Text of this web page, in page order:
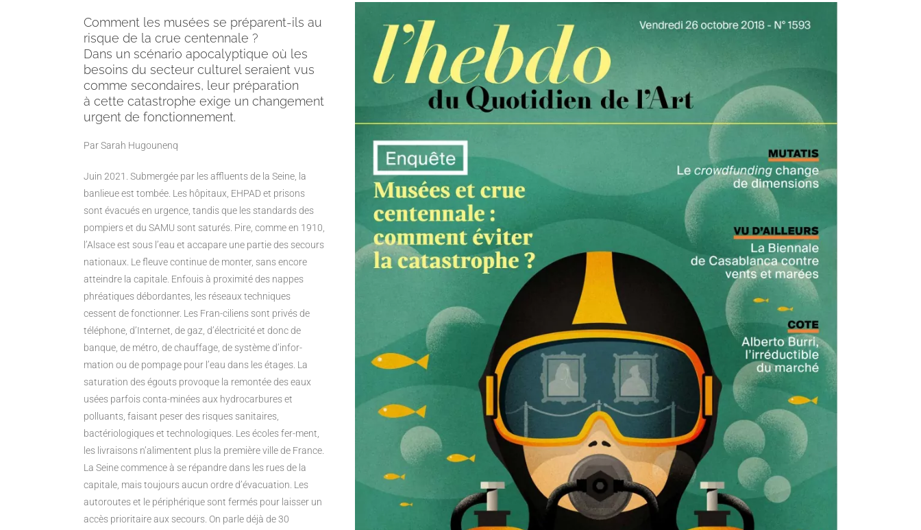
Comment les musées se préparent-ils au
risque de la crue centennale ?
Dans un scénario apocalyptique où les
besoins du secteur culturel seraient vus
comme secondaires, leur préparation
à cette catastrophe exige un changement
urgent de fonctionnement.
Par Sarah Hugounenq
Juin 2021. Submergée par les affluents de la Seine, la
banlieue est tombée. Les hôpitaux, EHPAD et prisons
sont évacués en urgence, tandis que les standards des
pompiers et du SAMU sont saturés. Pire, comme en 1910,
l’Alsace est sous l’eau et accapare une partie des secours
nationaux. Le fleuve continue de monter, sans encore
atteindre la capitale. Enfouis à proximité des nappes
phréatiques débordantes, les réseaux techniques
cessent de fonctionner. Les Fran-ciliens sont privés de
téléphone, d’Internet, de gaz, d’électricité et donc de
banque, de métro, de chauffage, de système d’infor-
mation ou de pompage pour l’eau dans les étages. La
saturation des égouts provoque la remontée des eaux
usées parfois conta-minées aux hydrocarbures et
polluants, faisant peser des risques sanitaires,
bactériologiques et technologiques. Les écoles fer-ment,
les livraisons n’alimentent plus la première ville de France.
La Seine commence à se répandre dans les rues de la
capitale, mais toujours aucun ordre d’évacuation. Les
autoroutes et le périphérique sont fermés pour laisser un
accès prioritaire aux secours. On parle déjà de 30